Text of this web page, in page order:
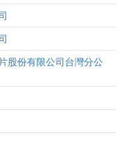
股份有限公司台灣分公